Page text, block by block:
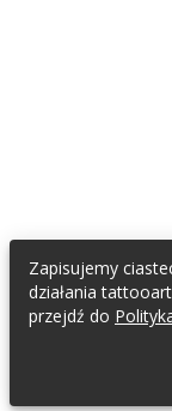
Zapisujemy
działania
przejdź do